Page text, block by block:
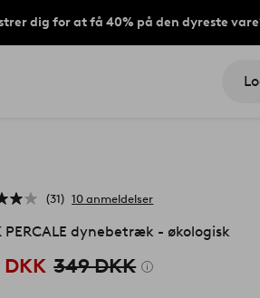
dig for at få 40% på den dyreste
31 10 anmeldelser
PERCALE dynebetræk - økologisk
349 DKK